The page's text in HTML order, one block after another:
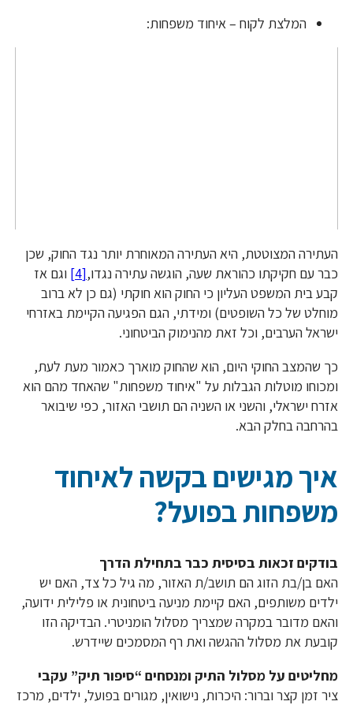
המלצת לקוח – איחוד משפחות:
העתירה המצוטטת, היא העתירה המאוחרת יותר נגד החוק, שכן
כבר עם חקיקתו כהוראת שעה, הוגשה עתירה נגדו,[4]
וגם אז
קבע בית המשפט העליון כי החוק הוא חוקתי (גם כן לא ברוב
מוחלט של כל השופטים) ומידתי, הגם הפגיעה הקיימת באזרחי
ישראל הערבים, וכל זאת מהנימוק הביטחוני.
כך שהמצב החוקי היום, הוא שהחוק מוארך כאמור מעת לעת,
ומכוחו מוטלות הגבלות על "איחוד משפחות" שהאחד מהם הוא
אזרח ישראלי, והשני או השניה הם תושבי האזור, כפי שיבואר
בהרחבה בחלק הבא.
איך מגישים בקשה לאיחוד
משפחות בפועל?
בודקים זכאות בסיסית כבר בתחילת הדרך
האם בן/בת הזוג הם תושב/ת האזור, מה גיל כל צד, האם יש
ילדים משותפים, האם קיימת מניעה ביטחונית או פלילית ידועה,
והאם מדובר במקרה שמצריך מסלול הומניטרי. הבדיקה הזו
קובעת את מסלול ההגשה ואת רף המסמכים שיידרש.
מחליטים על מסלול התיק ומנסחים “סיפור תיק” עקבי
ציר זמן קצר וברור: היכרות, נישואין, מגורים בפועל, ילדים, מרכז